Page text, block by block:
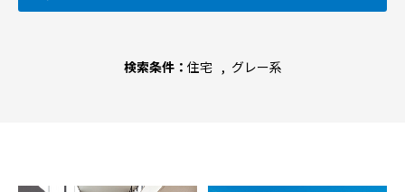
検索条件： 住宅 グレー系